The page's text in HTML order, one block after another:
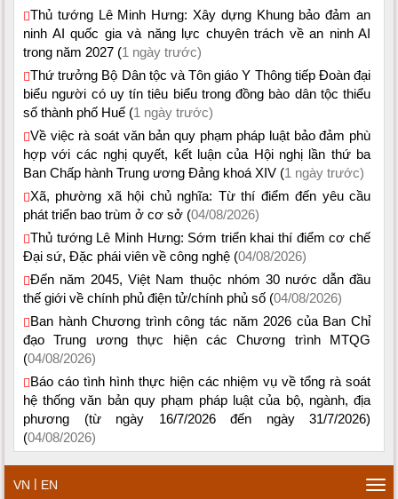
Thủ tướng Lê Minh Hưng: Xây dựng Khung bảo đảm an
ninh AI quốc gia và năng lực chuyên trách về an ninh AI
trong năm 2027 (1 ngày trước)
Thứ trưởng Bộ Dân tộc và Tôn giáo Y Thông tiếp Đoàn đại
biểu người có uy tín tiêu biểu trong đồng bào dân tộc thiểu
số thành phố Huế (1 ngày trước)
Về việc rà soát văn bản quy phạm pháp luật bảo đảm phù
hợp với các nghị quyết, kết luận của Hội nghị lần thứ ba
Ban Chấp hành Trung ương Đảng khoá XIV (1 ngày trước)
Xã, phường xã hội chủ nghĩa: Từ thí điểm đến yêu cầu
phát triển bao trùm ở cơ sở (04/08/2026)
Thủ tướng Lê Minh Hưng: Sớm triển khai thí điểm cơ chế
Đại sứ, Đặc phái viên về công nghệ (04/08/2026)
Đến năm 2045, Việt Nam thuộc nhóm 30 nước dẫn đầu
thế giới về chính phủ điện tử/chính phủ số (04/08/2026)
Ban hành Chương trình công tác năm 2026 của Ban Chỉ
đạo Trung ương thực hiện các Chương trình MTQG
(04/08/2026)
Báo cáo tình hình thực hiện các nhiệm vụ về tổng rà soát
hệ thống văn bản quy phạm pháp luật của bộ, ngành, địa
phương (từ ngày 16/7/2026 đến ngày 31/7/2026)
(04/08/2026)
VN | EN